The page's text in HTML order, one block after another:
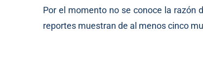
Por el momento no se conoce la razón
reportes muestran de al menos cinco